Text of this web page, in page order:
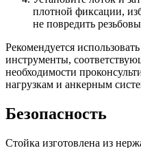
плотной фиксации,
не повредить
Рекомендуется
инструменты,
необходимости
нагрузкам и анкерным
Безопасность
Стойка изготовлена из